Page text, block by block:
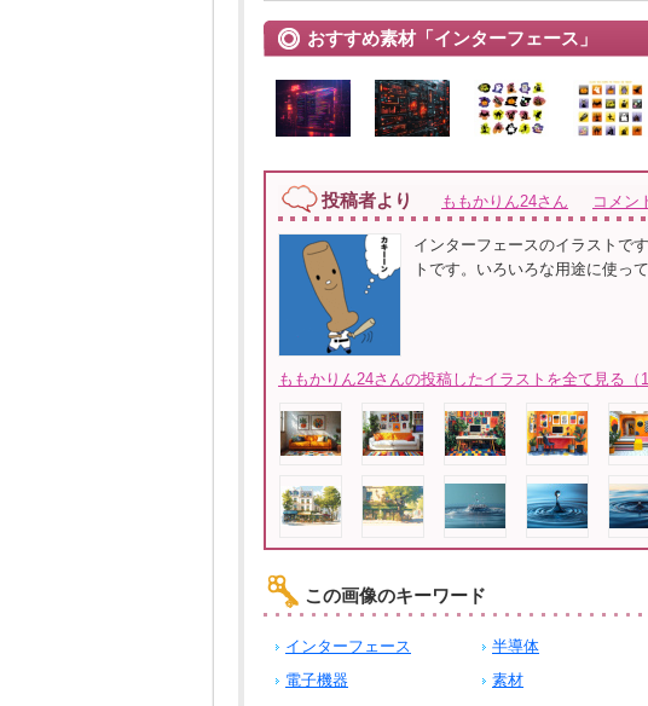
おすすめ素材「インターフェース」
投稿者より ももかりん24さん コメン
インターフェースのイラストで
トです。いろいろな用途に使っ
ももかりん24さんの投稿したイラストを全て見る（
この画像のキーワード
インターフェース 半導体
電子機器
素材